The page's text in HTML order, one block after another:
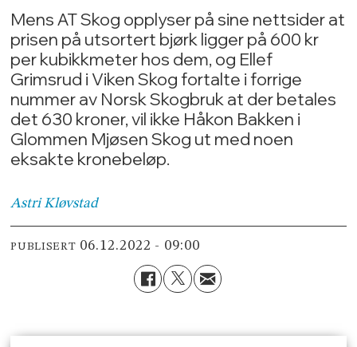
Mens AT Skog opplyser på sine nettsider at
prisen på utsortert bjørk ligger på 600 kr
per kubikkmeter hos dem, og Ellef
Grimsrud i Viken Skog fortalte i forrige
nummer av Norsk Skogbruk at der betales
det 630 kroner, vil ikke Håkon Bakken i
Glommen Mjøsen Skog ut med noen
eksakte kronebeløp.
Astri Kløvstad
PUBLISERT 06.12.2022 - 09:00